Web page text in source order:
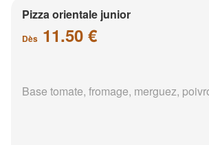
Pizza orientale junior
Dès 11.50 €
Base tomate, fromage, merguez,